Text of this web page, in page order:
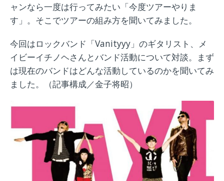
ャンなら一度は行ってみたい「今度ツアーやりま
す」。そこでツアーの組み方を聞いてみました。
今回はロックバンド「Vanityyy」のギタリスト、メ
イビーイチノヘさんとバンド活動について対談。まず
は現在のバンドはどんな活動しているのかを聞いてみ
ました。（記事構成／金子将昭）